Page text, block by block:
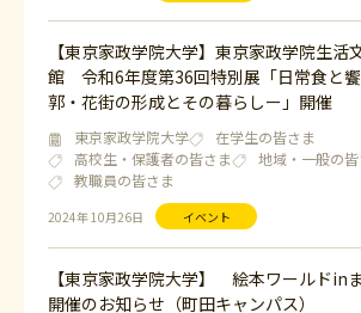
2024年 10月26日 イベント
【東京家政学院大学】東京家政学院生活
館 令和6年度第36回特別展「日常食と
郭・花街の形成とその暮らしー」開催
東京家政学院大学
在学生の皆さま
高校生・保護者の皆さま
地域・一般の皆
教職員の皆さま
【東京家政学院大学】 絵本ワールドin
開催のお知らせ（町田キャンパス）